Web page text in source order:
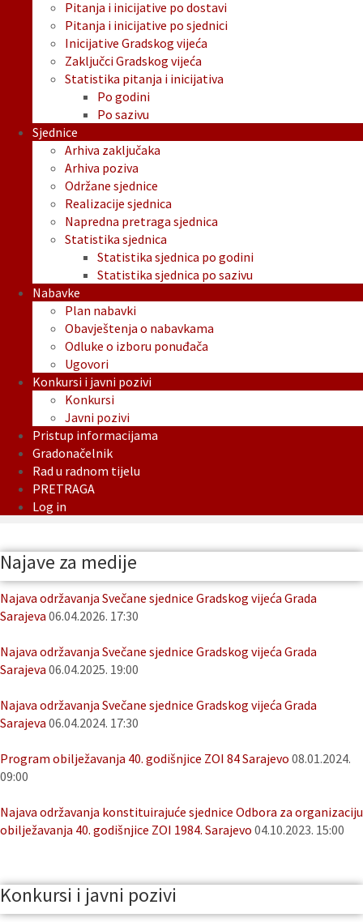
Pitanja i inicijative po dostavi
Pitanja i inicijative po sjednici
Inicijative Gradskog vijeća
Zaključci Gradskog vijeća
Statistika pitanja i inicijativa
Po godini
Po sazivu
Sjednice
Arhiva zaključaka
Arhiva poziva
Održane sjednice
Realizacije sjednica
Napredna pretraga sjednica
Statistika sjednica
Statistika sjednica po godini
Statistika sjednica po sazivu
Nabavke
Plan nabavki
Obavještenja o nabavkama
Odluke o izboru ponuđača
Ugovori
Konkursi i javni pozivi
Konkursi
Javni pozivi
Pristup informacijama
Gradonačelnik
Rad u radnom tijelu
PRETRAGA
Log in
Najave za medije
Najava održavanja Svečane sjednice Gradskog vijeća Grada
Sarajeva 06.04.2026. 17:30
Najava održavanja Svečane sjednice Gradskog vijeća Grada
Sarajeva 06.04.2025. 19:00
Najava održavanja Svečane sjednice Gradskog vijeća Grada
Sarajeva 06.04.2024. 17:30
Program obilježavanja 40. godišnjice ZOI 84 Sarajevo 08.01.2024.
09:00
Najava održavanja konstituirajuće sjednice Odbora za organizaciju
obilježavanja 40. godišnjice ZOI 1984. Sarajevo 04.10.2023. 15:00
Konkursi i javni pozivi